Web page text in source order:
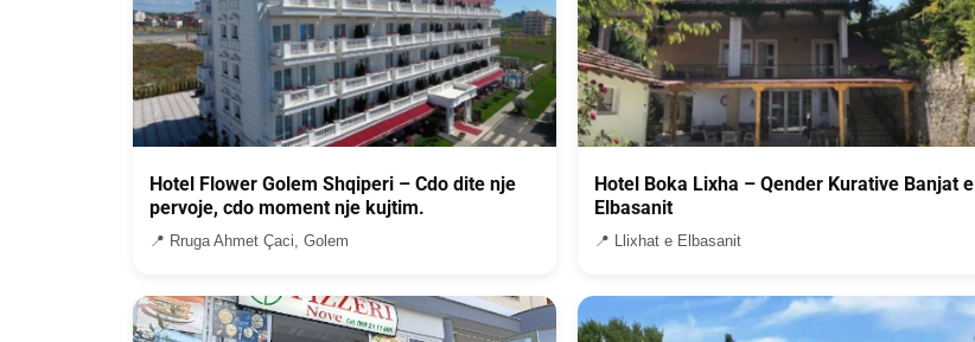
Hotel Flower Golem Shqiperi – Cdo dite nje
pervoje, cdo moment nje kujtim.
📍 Rruga Ahmet Çaci, Golem
Hotel Boka Lixha – Qender Kurative Banjat e
Elbasanit
📍 Llixhat e Elbasanit